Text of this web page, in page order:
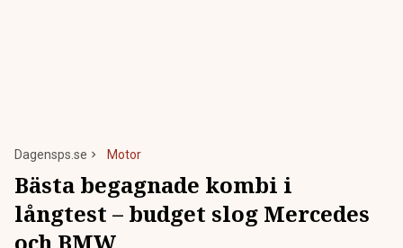
Dagensps.se Motor
Bästa begagnade kombi i
långtest – budget slog Mercedes